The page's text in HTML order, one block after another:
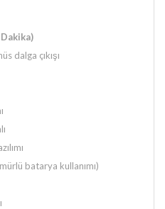
dalga çıkışı
batarya kullanımı)